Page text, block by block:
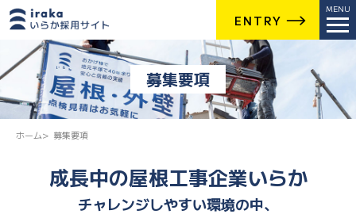
ENTRY
募集要項
ホーム 募集要項
成長中の屋根工事企業いらか
チャレンジしやすい環境の中、